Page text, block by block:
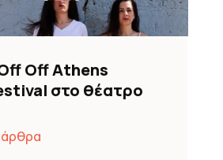
Off Athens
στο θέατρο
άρθρα